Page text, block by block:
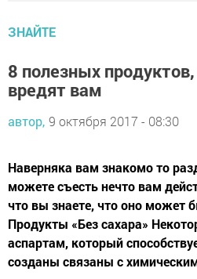
ЗНАЙТЕ
8 полезных
вредят вам
автор, 9 октября 2017 - 08:30
Наверняка вам знакомо то
можете съесть нечто вам
что вы знаете, что оно может
Продукты «Без сахара»
аспартам, который
созданы связаны с